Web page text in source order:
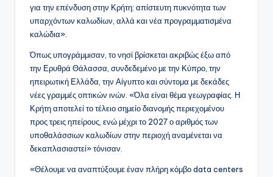
για την επένδυση στην Κρήτη: απίστευτη πυκνότητα των
υπαρχόντων καλωδίων, αλλά και νέα προγραμματισμένα
καλώδια».
Όπως υπογράμμισαν, το νησί βρίσκεται ακριβώς έξω από
την Ερυθρά Θάλασσα, συνδεδεμένο με την Κύπρο, την
ηπειρωτική Ελλάδα, την Αίγυπτο και σύντομα με δεκάδες
νέες γραμμές οπτικών ινών. «Όλα είναι θέμα γεωγραφίας. Η
Κρήτη αποτελεί το τέλειο σημείο διανομής περιεχομένου
προς τρεις ηπείρους, ενώ μέχρι το 2027 ο αριθμός των
υποθαλάσσιων καλωδίων στην περιοχή αναμένεται να
δεκαπλασιαστεί» τόνισαν.
«Θέλουμε να αναπτύξουμε έναν πλήρη κόμβο data centers